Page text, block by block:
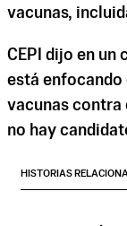
vacunas,
CEPI dijo en un
está
vacunas contra
no hay
HISTORIAS